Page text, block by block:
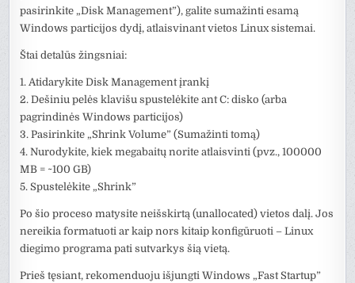
pasirinkite „Disk Management”), galite sumažinti esamą
Windows particijos dydį, atlaisvinant vietos Linux sistemai.
Štai detalūs žingsniai:
1. Atidarykite Disk Management įrankį
2. Dešiniu pelės klavišu spustelėkite ant C: disko (arba
pagrindinės Windows particijos)
3. Pasirinkite „Shrink Volume” (Sumažinti tomą)
4. Nurodykite, kiek megabaitų norite atlaisvinti (pvz., 100000
MB = ~100 GB)
5. Spustelėkite „Shrink”
Po šio proceso matysite neišskirtą (unallocated) vietos dalį. Jos
nereikia formatuoti ar kaip nors kitaip konfigūruoti – Linux
diegimo programa pati sutvarkys šią vietą.
Prieš tęsiant, rekomenduoju išjungti Windows „Fast Startup”